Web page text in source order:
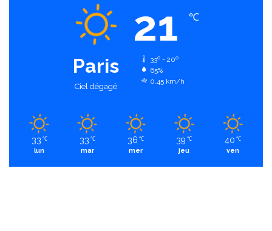
Paris
Ciel dégagé
21 ℃
33º - 20º
65%
0.45 km/h
33 ℃
lun
33 ℃
mar
36 ℃
mer
39 ℃
jeu
40 ℃
ven